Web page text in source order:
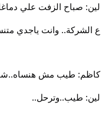
لين: صباح الزفت علي
ع الشركة.. وانت ياجدي
كاظم: طيب مش
لين: طيب..وترحل..